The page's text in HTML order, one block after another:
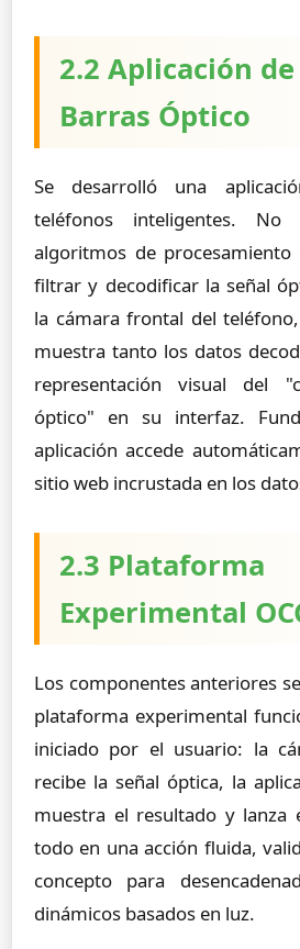
2.2 Aplicación
Barras Óptico
Se desarrolló una
teléfonos inteligentes. No
algoritmos de procesamiento
filtrar y decodificar la señal
la cámara frontal del
muestra tanto los datos
representación visual del
óptico" en su interfaz.
aplicación accede
sitio web incrustada en los
2.3 Plataforma
Experimental
Los componentes anteriores
plataforma experimental
iniciado por el usuario: la
recibe la señal óptica, la
muestra el resultado y lanza
todo en una acción fluida,
concepto para
dinámicos basados en luz.